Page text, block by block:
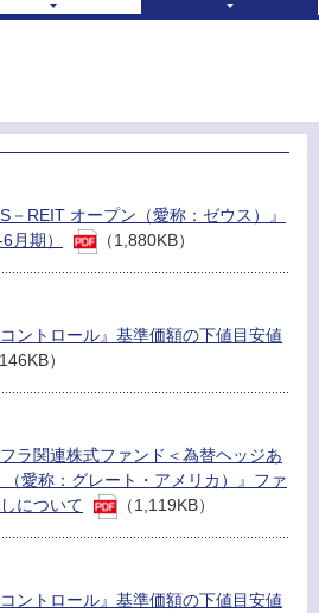
－REIT オープン（愛称：ゼウス）』
月期）
（1,880KB）
ントロール』基準価額の下値目安値
）
ラ関連株式ファンド＜為替ヘッジあ
愛称：グレート・アメリカ）』ファ
について
（1,119KB）
ントロール』基準価額の下値目安値